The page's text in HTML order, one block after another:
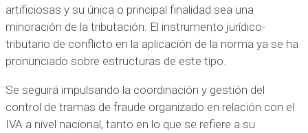
artificiosas y su única o principal finalidad sea una
minoración de la tributación. El instrumento jurídico-
tributario de conflicto en la aplicación de la norma ya se ha
pronunciado sobre estructuras de este tipo.
Se seguirá impulsando la coordinación y gestión del
control de tramas de fraude organizado en relación con el
IVA a nivel nacional, tanto en lo que se refiere a su